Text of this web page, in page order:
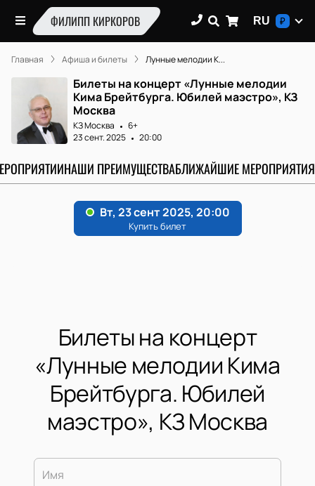
ФИЛИПП КИРКОРОВ RU ₽
Главная Афиша и билеты Лунные мелодии К...
Билеты на концерт «Лунные мелодии
Кима Брейтбурга. Юбилей маэстро», КЗ
Москва
КЗ Москва
6+
23 сент. 2025
20:00
НАШИ ПРЕИМУЩЕСТВАБЛИЖАЙШИЕ МЕРОПРИЯТИЯ
Билеты на концерт
«Лунные мелодии Кима
Брейтбурга. Юбилей
маэстро», КЗ Москва
Имя